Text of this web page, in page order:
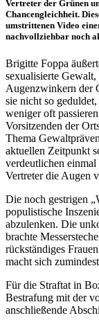
Vertreter der Grünen
Chancengleichheit.
umstrittenen Video
nachvollziehbar noch
Brigitte Foppa
sexualisierte
Augenzwinkern der
sie nicht so
weniger oft
Vorsitzenden der
Thema
aktuellen Zeitpunkt
verdeutlichen
Vertreter die Augen
Die noch gestrigen
populistische
abzulenken. Die
brachte
rückständiges
macht sich
Für die Straftat in
Bestrafung mit der
anschließende